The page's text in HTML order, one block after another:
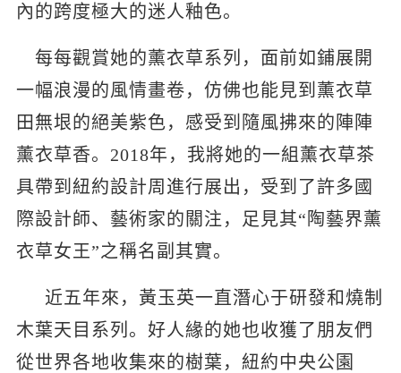
內的跨度極大的迷人釉色。
每每觀賞她的薰衣草系列，面前如鋪展開
一幅浪漫的風情畫卷，仿佛也能見到薰衣草
田無垠的絕美紫色，感受到隨風拂來的陣陣
薰衣草香。2018年，我將她的一組薰衣草茶
具帶到紐約設計周進行展出，受到了許多國
際設計師、藝術家的關注，足見其“陶藝界薰
衣草女王”之稱名副其實。
近五年來，黃玉英一直潛心于研發和燒制
木葉天目系列。好人緣的她也收獲了朋友們
從世界各地收集來的樹葉，紐約中央公園